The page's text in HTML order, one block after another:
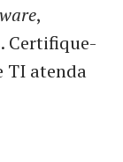
,
Certifique-
TI atenda